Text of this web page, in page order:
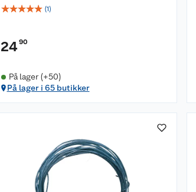
☆☆☆☆☆ (1)
2490
På lager (+50)
På lager i 65 butikker